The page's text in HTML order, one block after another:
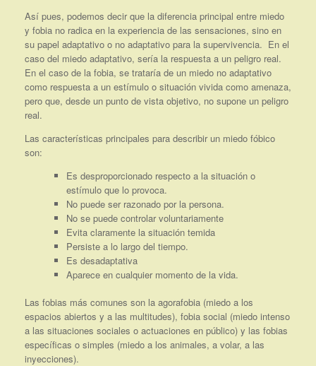
Así pues, podemos decir que la diferencia principal entre miedo
y fobia no radica en la experiencia de las sensaciones, sino en
su papel adaptativo o no adaptativo para la supervivencia. En el
caso del miedo adaptativo, sería la respuesta a un peligro real.
En el caso de la fobia, se trataría de un miedo no adaptativo
como respuesta a un estímulo o situación vivida como amenaza,
pero que, desde un punto de vista objetivo, no supone un peligro
real.
Las características principales para describir un miedo fóbico
son:
Es desproporcionado respecto a la situación o
estímulo que lo provoca.
No puede ser razonado por la persona.
No se puede controlar voluntariamente
Evita claramente la situación temida
Persiste a lo largo del tiempo.
Es desadaptativa
Aparece en cualquier momento de la vida.
Las fobias más comunes son la agorafobia (miedo a los
espacios abiertos y a las multitudes), fobia social (miedo intenso
a las situaciones sociales o actuaciones en público) y las fobias
específicas o simples (miedo a los animales, a volar, a las
inyecciones).